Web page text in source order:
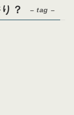
？ – tag –